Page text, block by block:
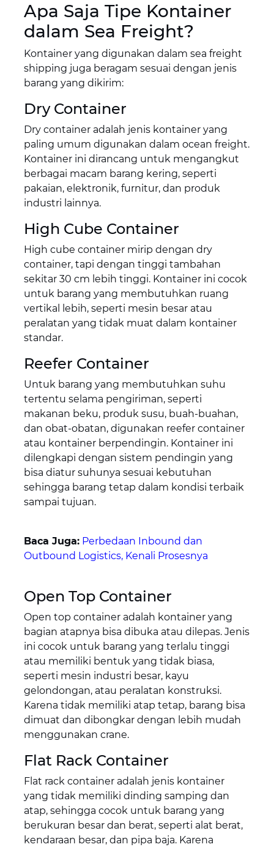
Apa Saja Tipe Kontainer
dalam Sea Freight?
Kontainer yang digunakan dalam sea freight
shipping juga beragam sesuai dengan jenis
barang yang dikirim:
Dry Container
Dry container adalah jenis kontainer yang
paling umum digunakan dalam ocean freight.
Kontainer ini dirancang untuk mengangkut
berbagai macam barang kering, seperti
pakaian, elektronik, furnitur, dan produk
industri lainnya.
High Cube Container
High cube container mirip dengan dry
container, tapi dengan tinggi tambahan
sekitar 30 cm lebih tinggi. Kontainer ini cocok
untuk barang yang membutuhkan ruang
vertikal lebih, seperti mesin besar atau
peralatan yang tidak muat dalam kontainer
standar.
Reefer Container
Untuk barang yang membutuhkan suhu
tertentu selama pengiriman, seperti
makanan beku, produk susu, buah-buahan,
dan obat-obatan, digunakan reefer container
atau kontainer berpendingin. Kontainer ini
dilengkapi dengan sistem pendingin yang
bisa diatur suhunya sesuai kebutuhan
sehingga barang tetap dalam kondisi terbaik
sampai tujuan.
Baca Juga: Perbedaan Inbound dan
Outbound Logistics, Kenali Prosesnya
Open Top Container
Open top container adalah kontainer yang
bagian atapnya bisa dibuka atau dilepas. Jenis
ini cocok untuk barang yang terlalu tinggi
atau memiliki bentuk yang tidak biasa,
seperti mesin industri besar, kayu
gelondongan, atau peralatan konstruksi.
Karena tidak memiliki atap tetap, barang bisa
dimuat dan dibongkar dengan lebih mudah
menggunakan crane.
Flat Rack Container
Flat rack container adalah jenis kontainer
yang tidak memiliki dinding samping dan
atap, sehingga cocok untuk barang yang
berukuran besar dan berat, seperti alat berat,
kendaraan besar, dan pipa baja. Karena